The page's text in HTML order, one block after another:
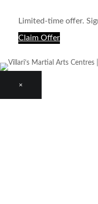
Limited-time offer.
Claim Offer
×